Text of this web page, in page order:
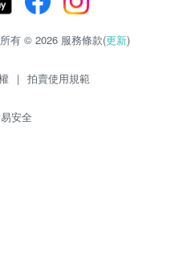
有 © 2026 服務條款(更新)
| 拍賣使用規範
安全